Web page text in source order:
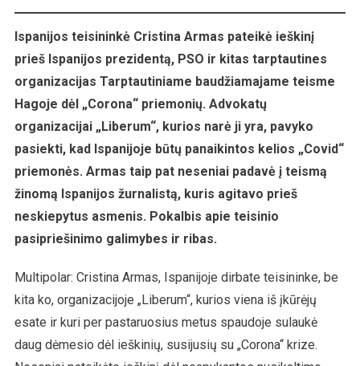
Ispanijos teisininkė Cristina Armas pateikė ieškinį
prieš Ispanijos prezidentą, PSO ir kitas tarptautines
organizacijas Tarptautiniame baudžiamajame teisme
Hagoje dėl „Corona“ priemonių. Advokatų
organizacijai „Liberum“, kurios narė ji yra, pavyko
pasiekti, kad Ispanijoje būtų panaikintos kelios „Covid“
priemonės. Armas taip pat neseniai padavė į teismą
žinomą Ispanijos žurnalistą, kuris agitavo prieš
neskiepytus asmenis. Pokalbis apie teisinio
pasipriešinimo galimybes ir ribas.
Multipolar: Cristina Armas, Ispanijoje dirbate teisininke, be
kita ko, organizacijoje „Liberum“, kurios viena iš įkūrėjų
esate ir kuri per pastaruosius metus spaudoje sulaukė
daug dėmesio dėl ieškinių, susijusių su „Corona“ krize.